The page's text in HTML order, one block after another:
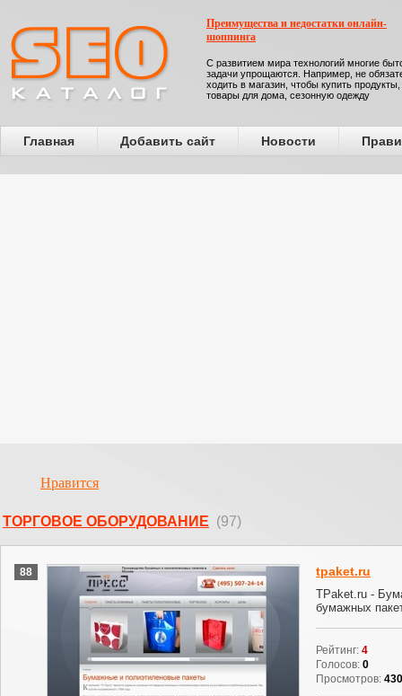
Преимущества и недостатки онлайн-
шоппинга
С развитием мира технологий многие
задачи упрощаются. Например, не
ходить в магазин, чтобы купить продукты,
товары для дома, сезонную одежду
Главная Добавить сайт Новости
Нравится
ТОРГОВОЕ ОБОРУДОВАНИЕ (97)
88 tpaket.ru
TPaket.ru -
бумажных
Рейтинг: 4
Голосов: 0
Просмотров: